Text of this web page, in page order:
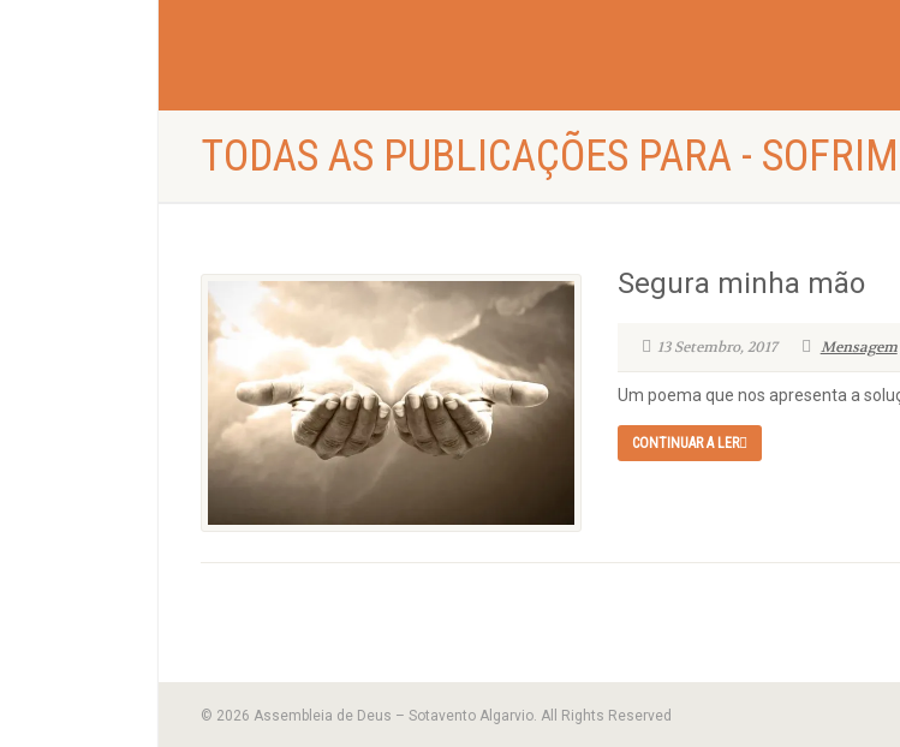
TODAS AS PUBLICAÇÕES PARA -
Segura minha mão
13 Setembro, 2017 Mensagem
Um poema que nos apresenta a
CONTINUAR A LER
© 2026 Assembleia de Deus – Sotavento Algarvio. All Rights Reserved